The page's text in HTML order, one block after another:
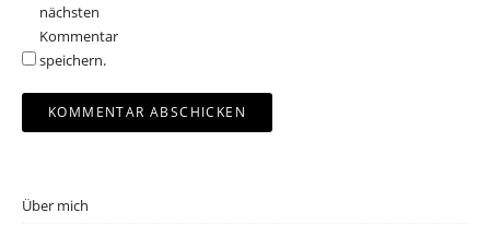
nächsten
Kommentar
speichern.
Über mich